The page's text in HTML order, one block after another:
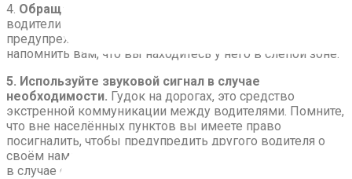
4. Обращайте внимание на предупреждения
водители грузовиков клеят на мёртвые зоны наклейки с
предупреждением об опасности. Цель этого действия:
напомнить вам, что вы находитесь у него в слепой зоне.
5. Используйте звуковой сигнал в случае
необходимости. Гудок на дорогах, это средство
экстренной коммуникации между водителями. Помните,
что вне населённых пунктов вы имеете право
посигналить, чтобы предупредить другого водителя о
своём намерении обогнать его (пункт ПДД 19.10), как и
в случае с попыткой предотвратить ДТП.